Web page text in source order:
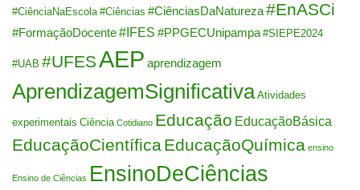
#CiênciaNaEscola #Ciências #CiênciasDaNatureza#EnASCi
#FormaçãoDocente#IFES #PPGECUnipampa #SIEPE2024
#UAB #UFES AEP aprendizagem
AprendizagemSignificativa Atividades
experimentais Ciência Cotidiano Educação EducaçãoBásica
EducaçãoCientíficaEducaçãoQuímica ensino
Ensino de Ciências EnsinoDeCiências